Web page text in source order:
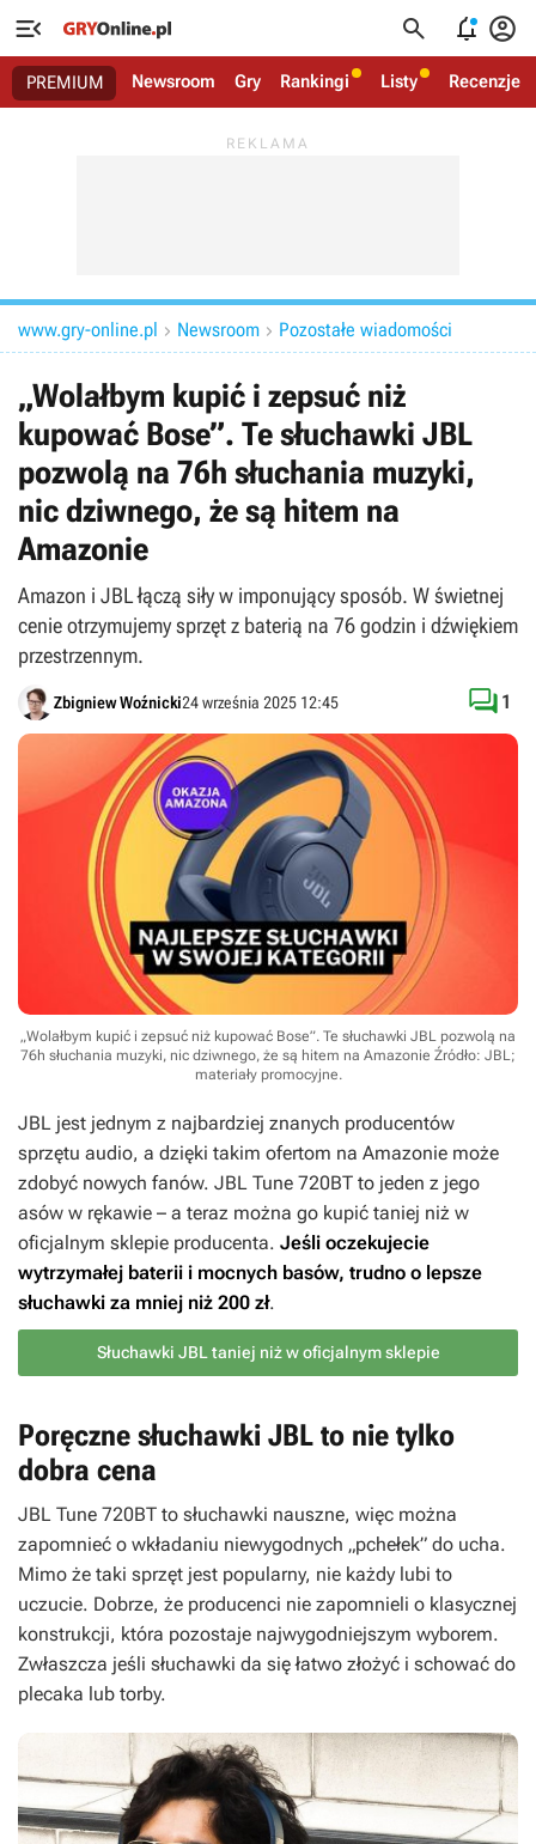
   
PREMIUM Newsroom Gry Rankingi Listy Recenzje
www.gry-online.pl  Newsroom  Pozostałe wiadomości
„Wolałbym kupić i zepsuć niż
kupować Bose”. Te słuchawki JBL
pozwolą na 76h słuchania muzyki,
nic dziwnego, że są hitem na
Amazonie
Amazon i JBL łączą siły w imponujący sposób. W świetnej
cenie otrzymujemy sprzęt z baterią na 76 godzin i dźwiękiem
przestrzennym.
Zbigniew Woźnicki24 września 2025 12:45  1
„Wolałbym kupić i zepsuć niż kupować Bose”. Te słuchawki JBL pozwolą na
76h słuchania muzyki, nic dziwnego, że są hitem na Amazonie Źródło: JBL;
materiały promocyjne.
JBL jest jednym z najbardziej znanych producentów
sprzętu audio, a dzięki takim ofertom na Amazonie może
zdobyć nowych fanów. JBL Tune 720BT to jeden z jego
asów w rękawie – a teraz można go kupić taniej niż w
oficjalnym sklepie producenta. Jeśli oczekujecie
wytrzymałej baterii i mocnych basów, trudno o lepsze
słuchawki za mniej niż 200 zł.
Słuchawki JBL taniej niż w oficjalnym sklepie
Poręczne słuchawki JBL to nie tylko
dobra cena
JBL Tune 720BT to słuchawki nauszne, więc można
zapomnieć o wkładaniu niewygodnych „pchełek” do ucha.
Mimo że taki sprzęt jest popularny, nie każdy lubi to
uczucie. Dobrze, że producenci nie zapomnieli o klasycznej
konstrukcji, która pozostaje najwygodniejszym wyborem.
Zwłaszcza jeśli słuchawki da się łatwo złożyć i schować do
plecaka lub torby.